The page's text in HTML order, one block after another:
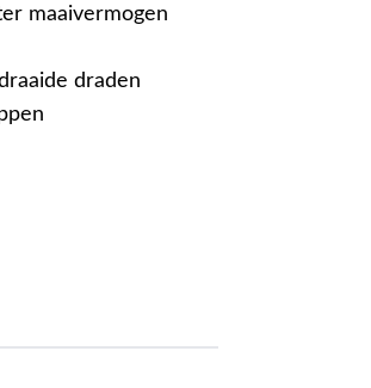
maaivermogen
draden